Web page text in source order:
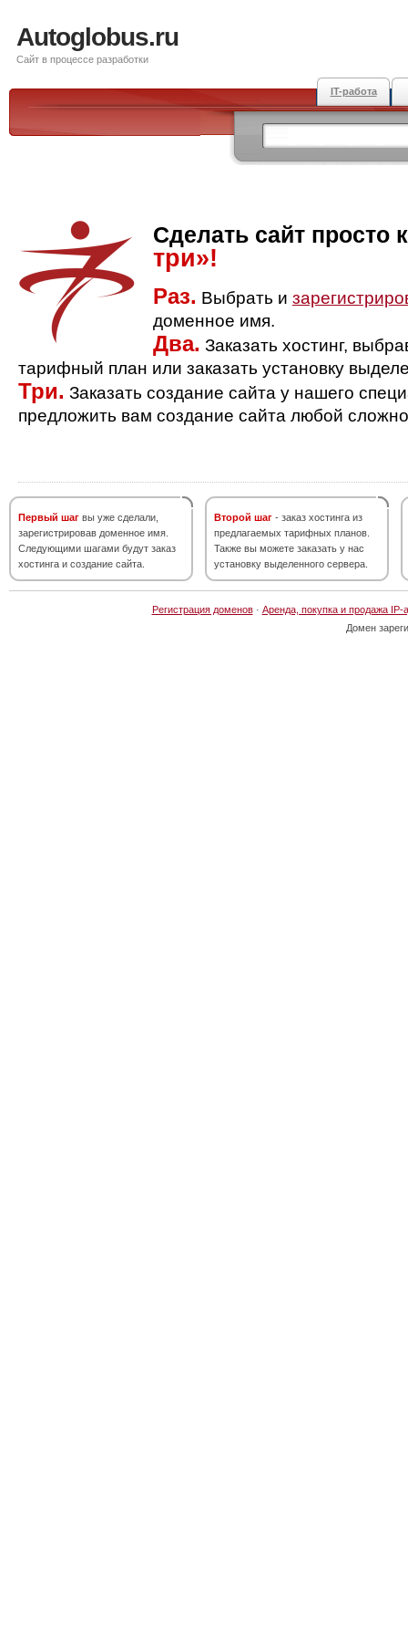
Autoglobus.ru
Сайт в процессе разработки
IT-работа
Сделать сайт просто
три»!
Раз. Выбрать и
доменное имя.
Два. Заказать хостинг,
тарифный план или заказать установку
Три. Заказать создание сайта у нашего
предложить вам создание сайта любой
Первый шаг вы уже сделали,
зарегистрировав доменное имя.
Следующими шагами будут заказ
хостинга и создание сайта.
Второй шаг - заказ хостинга из
предлагаемых тарифных планов.
Также вы можете заказать у нас
установку выделенного сервера.
Регистрация доменов· Аренда, покупка и продажа IP-
Домен